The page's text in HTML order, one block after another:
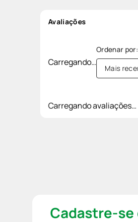
Avaliações
Carregando…
Mais
Carregando avaliações…
Cadastre-se